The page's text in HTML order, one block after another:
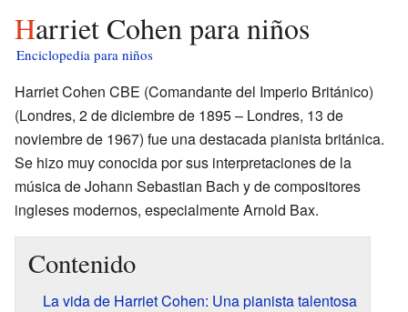
Harriet Cohen para niños
Enciclopedia para niños
Harriet Cohen CBE (Comandante del Imperio Británico)
(Londres, 2 de diciembre de 1895 – Londres, 13 de
noviembre de 1967) fue una destacada pianista británica.
Se hizo muy conocida por sus interpretaciones de la
música de Johann Sebastian Bach y de compositores
ingleses modernos, especialmente Arnold Bax.
Contenido
La vida de Harriet Cohen: Una pianista talentosa